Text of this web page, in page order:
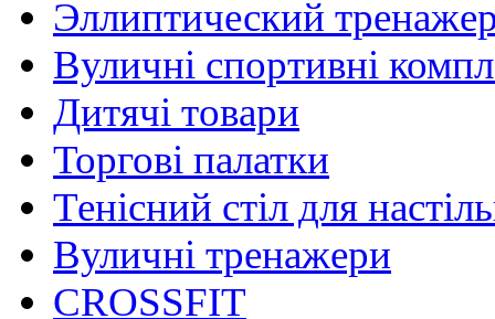
Эллиптический
Вуличні спортивні
Дитячі товари
Торгові палатки
Тенісний стіл для
Вуличні тренажери
CROSSFIT